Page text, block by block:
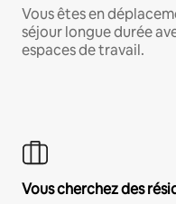
Vous êtes en
séjour longue durée
espaces de travail.
Vous cherchez des